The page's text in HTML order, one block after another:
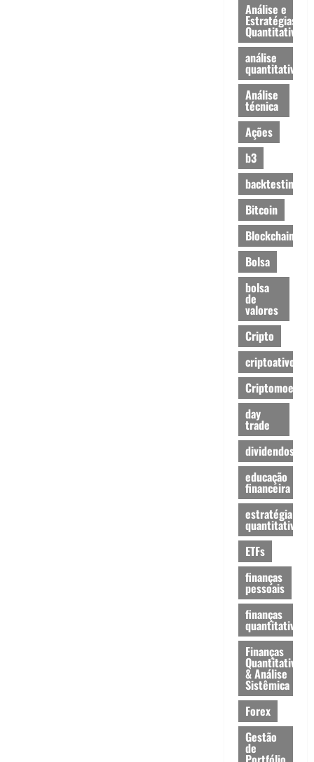
Análise e
Estratégias
Quantitativa
análise
quantitativa
Análise
técnica
Ações
b3
backtesting
Bitcoin
Blockchain
Bolsa
bolsa
de
valores
Cripto
criptoativos
Criptomoedas
day
trade
dividendos
educação
financeira
estratégia
quantitativa
ETFs
finanças
pessoais
finanças
quantitativas
Finanças
Quantitativas
& Análise
Sistêmica
Forex
Gestão
de